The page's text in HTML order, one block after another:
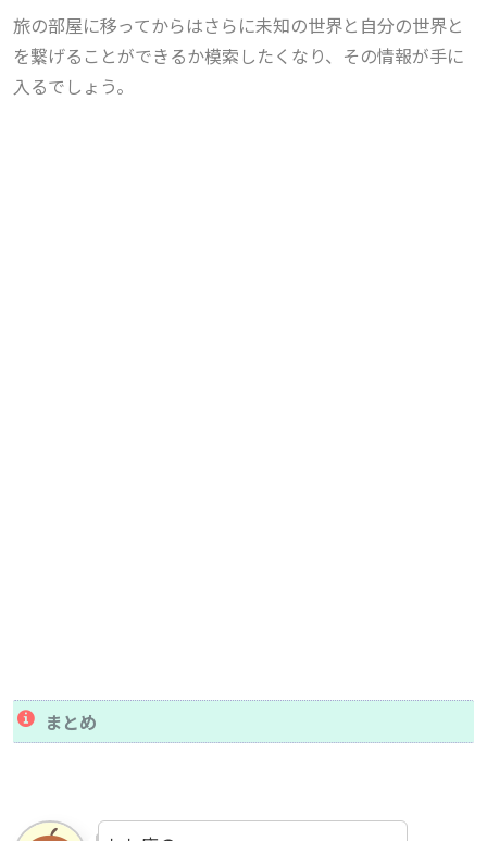
旅の部屋に移ってからはさらに未知の世界と自分の世界と
を繋げることができるか模索したくなり、その情報が手に
入るでしょう。
まとめ